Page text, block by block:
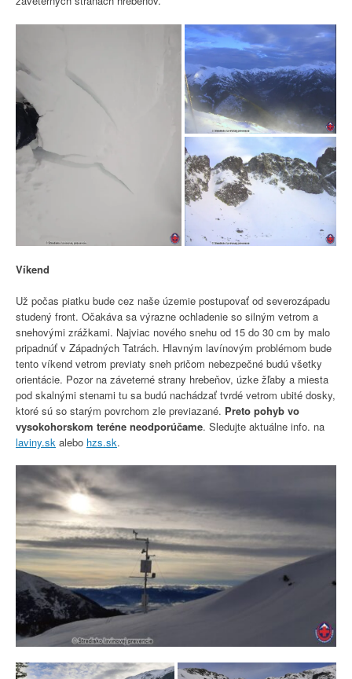
Víkend
Už počas piatku bude cez naše územie postupovať od severozápadu
studený front. Očakáva sa výrazne ochladenie so silným vetrom a
snehovými zrážkami. Najviac nového snehu od 15 do 30 cm by malo
pripadnúť v Západných Tatrách. Hlavným lavínovým problémom bude
tento víkend vetrom previaty sneh pričom nebezpečné budú všetky
orientácie. Pozor na záveterné strany hrebeňov, úzke žľaby a miesta
pod skalnými stenami tu sa budú nachádzať tvrdé vetrom ubité dosky,
ktoré sú so starým povrchom zle previazané. Preto pohyb vo
vysokohorskom teréne neodporúčame. Sledujte aktuálne info. na
laviny.sk alebo hzs.sk.